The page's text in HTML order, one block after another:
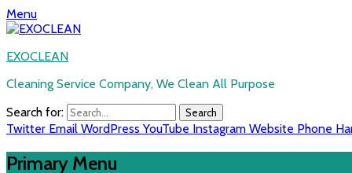
Menu
EXOCLEAN
Cleaning Service Company, We Clean All Purpose
Search for:
Twitter Email WordPress YouTube Instagram Website Phone
Primary Menu